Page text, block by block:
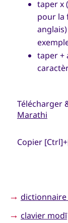
taper x
pour la
taper +
Télécharger
Marathi
Copier
→
→ clavier modī